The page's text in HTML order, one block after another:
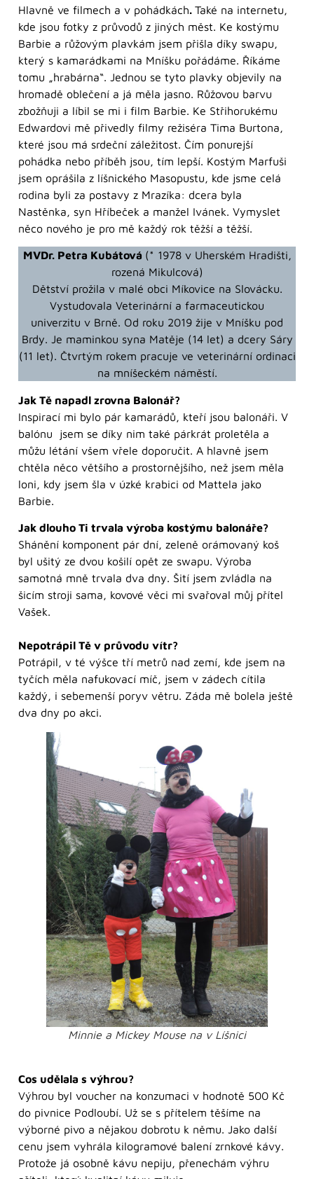
Hlavně ve filmech a v pohádkách. Také na internetu,
kde jsou fotky z průvodů z jiných měst. Ke kostýmu
Barbie a růžovým plavkám jsem přišla díky swapu,
který s kamarádkami na Mníšku pořádáme. Říkáme
tomu „hrabárna“. Jednou se tyto plavky objevily na
hromadě oblečení a já měla jasno. Růžovou barvu
zbožňuji a líbil se mi i film Barbie. Ke Střihorukému
Edwardovi mě přivedly filmy režiséra Tima Burtona,
které jsou má srdeční záležitost. Čím ponurejší
pohádka nebo příběh jsou, tím lepší. Kostým Marfuši
jsem oprášila z líšnického Masopustu, kde jsme celá
rodina byli za postavy z Mrazíka: dcera byla
Nastěnka, syn Hříbeček a manžel Ivánek. Vymyslet
něco nového je pro mě každý rok těžší a těžší.
MVDr. Petra Kubátová (* 1978 v Uherském Hradišti,
rozená Mikulcová)
Dětství prožila v malé obci Míkovice na Slovácku.
Vystudovala Veterinární a farmaceutickou
univerzitu v Brně. Od roku 2019 žije v Mníšku pod
Brdy. Je maminkou syna Matěje (14 let) a dcery Sáry
(11 let). Čtvrtým rokem pracuje ve veterinární ordinaci
na mníšeckém náměstí.
Jak Tě napadl zrovna Balonář?
Inspirací mi bylo pár kamarádů, kteří jsou balonáři. V
balónu jsem se díky nim také párkrát proletěla a
můžu létání všem vřele doporučit. A hlavně jsem
chtěla něco většího a prostornějšího, než jsem měla
loni, kdy jsem šla v úzké krabici od Mattela jako
Barbie.
Jak dlouho Ti trvala výroba kostýmu balonáře?
Shánění komponent pár dní, zeleně orámovaný koš
byl ušitý ze dvou košilí opět ze swapu. Výroba
samotná mně trvala dva dny. Šití jsem zvládla na
šicím stroji sama, kovové věci mi svařoval můj přítel
Vašek.
Nepotrápil Tě v průvodu vítr?
Potrápil, v té výšce tří metrů nad zemí, kde jsem na
tyčích měla nafukovací míč, jsem v zádech cítila
každý, i sebemenší poryv větru. Záda mě bolela ještě
dva dny po akci.
Minnie a Mickey Mouse na v Líšnici
Cos udělala s výhrou?
Výhrou byl voucher na konzumaci v hodnotě 500 Kč
do pivnice Podloubí. Už se s přítelem těšíme na
výborné pivo a nějakou dobrotu k němu. Jako další
cenu jsem vyhrála kilogramové balení zrnkové kávy.
Protože já osobně kávu nepiju, přenechám výhru